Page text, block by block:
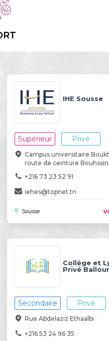
IHE Sousse
Supérieur Privé
Campus universitaire
route de ceinture
+216 73 23 52 91
iehes@topnet.tn
Sousse
Collège et
Privé
Secondaire Privé
Rue Abdelaziz Ethaalbi
+216 53 24 96 35